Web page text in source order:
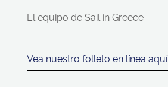
El equipo de Sail in Greece
Vea nuestro folleto en línea aquí